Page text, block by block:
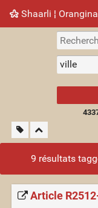
Shaarli ¦
Nuage de tags
9 résultats
Article